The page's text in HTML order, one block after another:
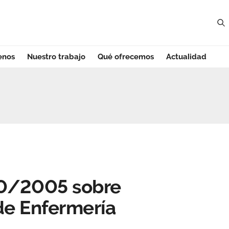
Nuestro trabajo Qué ofrecemos Actualidad
sobre
2005 sobre
Enfermería